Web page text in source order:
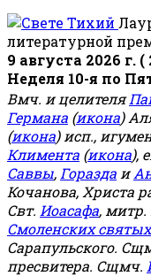
литературной
9 августа 2026 г.
Неделя 10-я по
Вмч. и целителя
Германа (икона)
(икона) исп.,
Климента (икона),
Саввы, Горазда и
Кочанова, Христа
Свт. Иоасафа, митр.
Смоленских святых
Сарапульского.
пресвитера. Сщмч.